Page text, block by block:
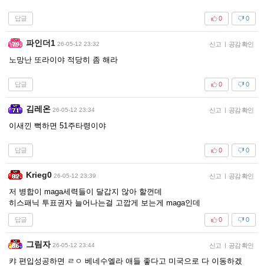
답글 0
0
파인더1 26-05-12 23:32 신고 | 공감 확인
노망난 또라이야 적당히 좀 해라
답글 0
0
김레온 26-05-12 23:34 신고 | 공감 확인
이새낀 뻑하면 51주타령이야
답글 0
0
Krieg0 26-05-12 23:39 신고 | 공감 확인
저 병합이 maga세력들이 달갑지 않아 할껀데
히스패닉 투표권자 늘어나는걸 고깝게 보는게 maga인데
답글 0
0
그림자 26-05-12 23:44 신고 | 공감 확인
캬 편입성공하면 ㄹㅇ 베네수엘라 애들 좋다고 미국으로 다 이동하겠